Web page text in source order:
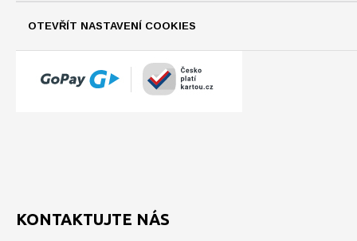
OTEVŘÍT NASTAVENÍ COOKIES
KONTAKTUJTE NÁS